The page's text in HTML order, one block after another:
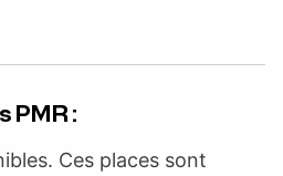
PMR :
Ces places sont